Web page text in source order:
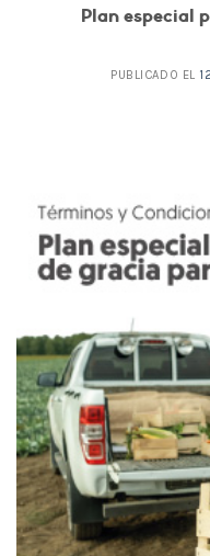
Plan especial
PUBLICADO EL